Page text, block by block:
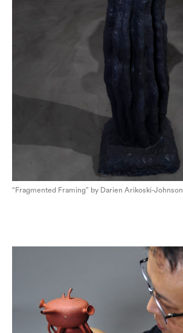
“Fragmented Framing” by Darien Arikoski-Johnson